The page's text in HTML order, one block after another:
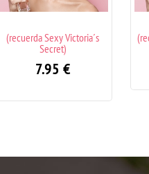
(recuerda Yes I'am Cacharel)
7.95€